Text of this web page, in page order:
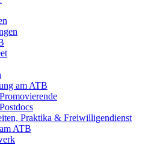
am ATB
Praktika & Freiwilligendienst
ATB